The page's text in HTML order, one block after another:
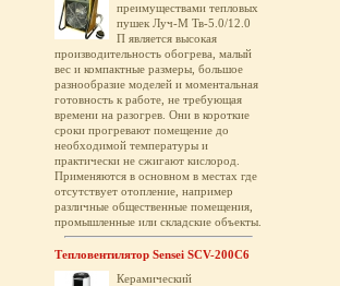
преимуществами тепловых
пушек Луч-М Тв-5.0/12.0
П является высокая
производительность обогрева, малый
вес и компактные размеры, большое
разнообразие моделей и моментальная
готовность к работе, не требующая
времени на разогрев. Они в короткие
сроки прогревают помещение до
необходимой температуры и
практически не сжигают кислород.
Применяются в основном в местах где
отсутствует отопление, например
различные общественные помещения,
промышленные или складские объекты.
Тепловентилятор Sensei SCV-200C6
Керамический